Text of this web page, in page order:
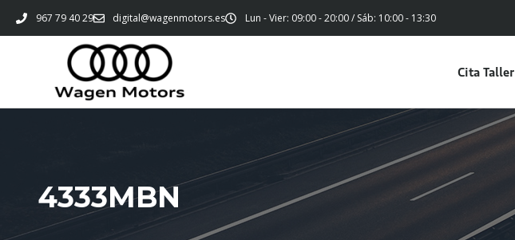
967 79 40 29 digital@wagenmotors.es Lun - Vier: 09:00 - 20:00 / Sáb: 10:00 - 13:30
Cita Taller
4333MBN